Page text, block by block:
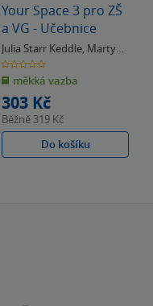
Your Space 3 pro ZŠ
a VG - Učebnice
Julia Starr Keddle, Martyn
Hobbs
0.0
z
5
hvězdiček
měkká vazba
303 Kč
Běžně 319 Kč
Do košíku